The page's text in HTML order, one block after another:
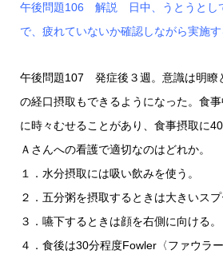
午後問題106 解説 日中、うとうとし
で、疲れていないか確認しながら実施す
午後問題107 発症後３週。意識は明瞭
の経口摂取もできるようになった。食
に時々むせることがあり、食事摂取に
Ａさんへの看護で適切なのはどれか。
１．水分摂取には吸い飲みを使う。
２．五分粥を摂取するときは大きいスプ
３．嚥下するときは顔を右側に向ける。
４．食後は30分程度Fowler〈ファウラー